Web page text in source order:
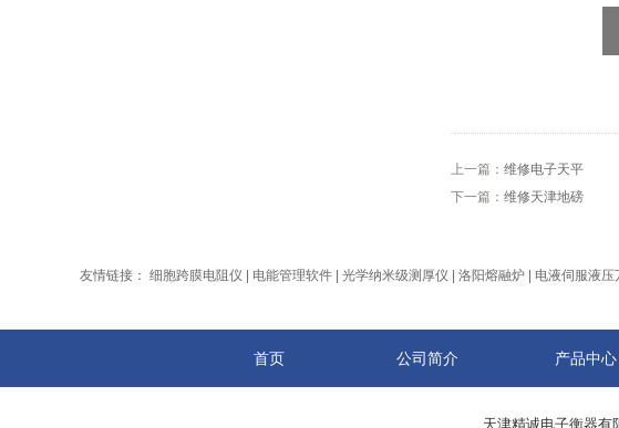
上一篇： 维修电子天平
下一篇： 维修天津地磅
友情链接： 细胞跨膜电阻仪 电能管理软件 光学纳米级测厚仪 洛阳熔融炉 电液伺服液压
首页 公司简介 产品中心
天津精诚电子衡器